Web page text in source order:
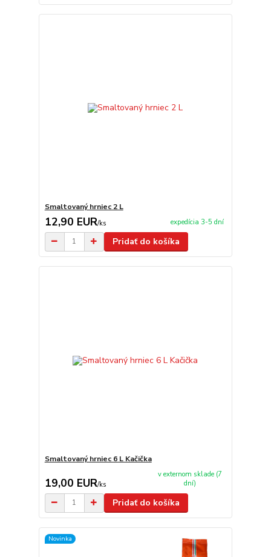
Smaltovaný hrniec 2 L
12,90 EUR/ks expedícia 3-5 dní
Pridať do košíka
Smaltovaný hrniec 6 L Kačička
19,00 EUR/ks
v externom sklade (7
dní)
Pridať do košíka
Novinka